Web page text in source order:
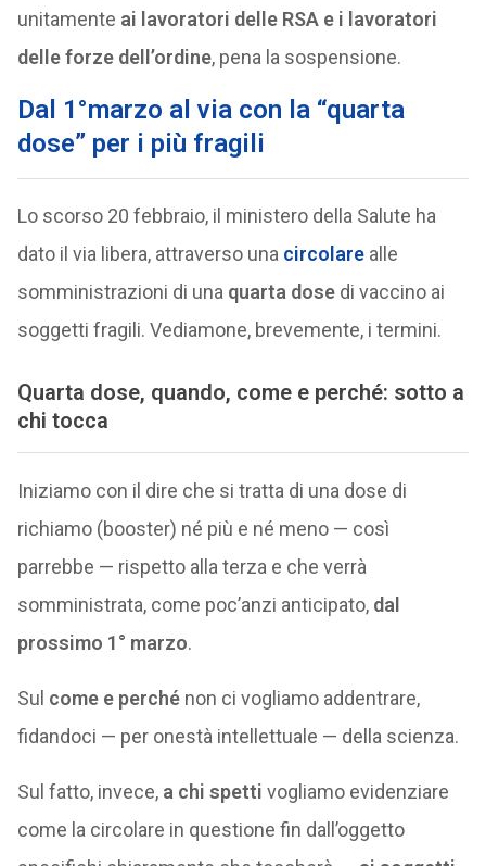
unitamente ai lavoratori delle RSA e i lavoratori
delle forze dell’ordine, pena la sospensione.
Dal 1°marzo al via con la “quarta
dose” per i più fragili
Lo scorso 20 febbraio, il ministero della Salute ha
dato il via libera, attraverso una circolarealle
somministrazioni di una quarta dosedi vaccino ai
soggetti fragili. Vediamone, brevemente, i termini.
Quarta dose, quando, come e perché: sotto a
chi tocca
Iniziamo con il dire che si tratta di una dose di
richiamo (booster) né più e né meno — così
parrebbe — rispetto alla terza e che verrà
somministrata, come poc’anzi anticipato, dal
prossimo 1° marzo.
Sul come e perchénon ci vogliamo addentrare,
fidandoci — per onestà intellettuale — della scienza.
Sul fatto, invece, a chi spetti vogliamo evidenziare
come la circolare in questione fin dall’oggetto